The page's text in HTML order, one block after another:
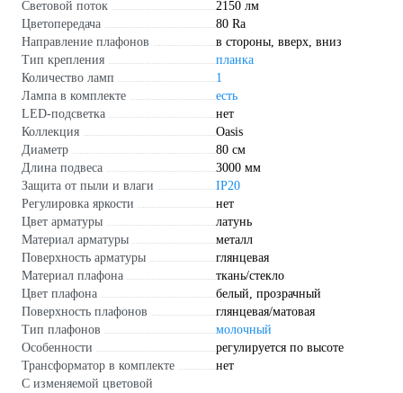
Световой поток
2150 лм
Цветопередача
80 Ra
Направление плафонов
в стороны, вверх, вниз
Тип крепления
планка
Количество ламп
1
Лампа в комплекте
есть
LED-подсветка
нет
Коллекция
Oasis
Диаметр
80 см
Длина подвеса
3000 мм
Защита от пыли и влаги
IP20
Регулировка яркости
нет
Цвет арматуры
латунь
Материал арматуры
металл
Поверхность арматуры
глянцевая
Материал плафона
ткань/стекло
Цвет плафона
белый, прозрачный
Поверхность плафонов
глянцевая/матовая
Тип плафонов
молочный
Особенности
регулируется по высоте
Трансформатор в комплекте
нет
С изменяемой цветовой